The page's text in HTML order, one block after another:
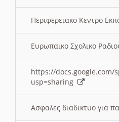
Περιφερειακο Κεντρο
Ευρωπαικο Σχολικο
https://docs.google.com/
usp=sharing
Ασφαλες διαδικτυο για